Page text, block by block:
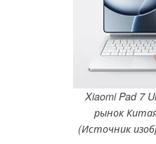
Xiaomi Pad 7
рынок
(Источник